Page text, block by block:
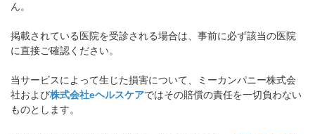
ん。
掲載されている医院を受診される場合は、事前に必ず該当の医院
に直接ご確認ください。
当サービスによって生じた損害について、ミーカンパニー株式会
社および株式会社eヘルスケアではその賠償の責任を一切負わない
ものとします。